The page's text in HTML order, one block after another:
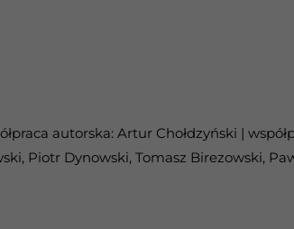
autorska: Artur Chołdzyński |
Piotr Dynowski, Tomasz Birezowski,